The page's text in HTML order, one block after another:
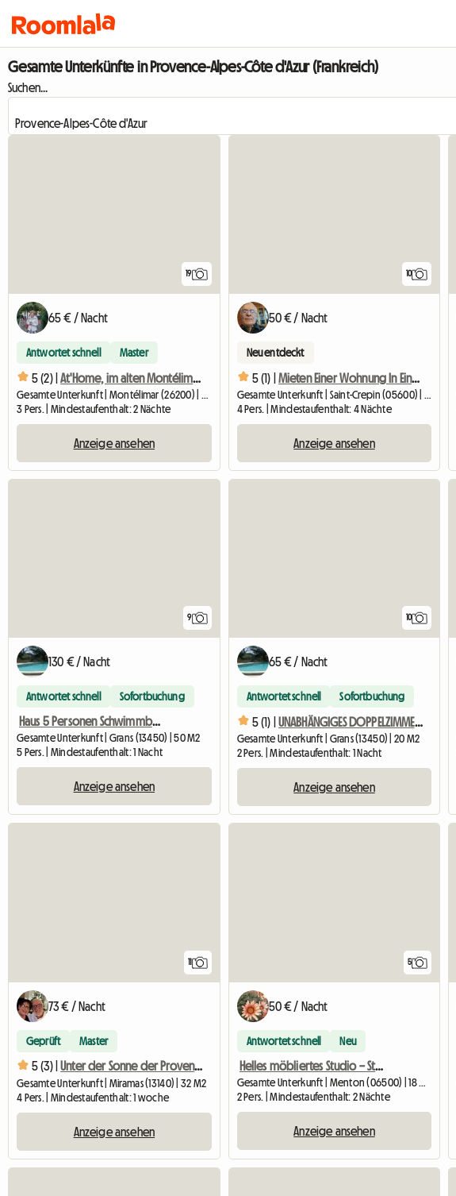
Gesamte Unterkünfte in Provence-Alpes-Côte d'Azur (Frankreich)
Suchen...
19
65 € / Nacht
Antwortet schnell Master
5 (2) | At'Home, im alten Montélimar, gemütliches T2, WLAN
Gesamte Unterkunft | Montélimar (26200) | 38 M2
3 Pers. | Mindestaufenthalt: 2 Nächte
Anzeige ansehen
10
50 € / Nacht
Neu entdeckt
5 (1) | Mieten Einer Wohnung In Einer Villa
Gesamte Unterkunft | Saint-Crepin (05600) | 50 M2
4 Pers. | Mindestaufenthalt: 4 Nächte
Anzeige ansehen
9
130 € / Nacht
Antwortet schnell Sofortbuchung
Haus 5 Personen Schwimmbad Tennis Le Domaine d'Alèzen
Gesamte Unterkunft | Grans (13450) | 50 M2
5 Pers. | Mindestaufenthalt: 1 Nacht
Anzeige ansehen
10
65 € / Nacht
Antwortet schnell Sofortbuchung
5 (1) | UNABHÄNGIGES DOPPELZIMMER MIT TERRASSE UND SOMMERKÜCHE
Gesamte Unterkunft | Grans (13450) | 20 M2
2 Pers. | Mindestaufenthalt: 1 Nacht
Anzeige ansehen
11
73 € / Nacht
Geprüft Master
5 (3) | Unter der Sonne der Provence: Möbliertes T2 L'Olivier Gite
Gesamte Unterkunft | Miramas (13140) | 32 M2
4 Pers. | Mindestaufenthalt: 1 woche
Anzeige ansehen
5
50 € / Nacht
Antwortet schnell Neu
Helles möbliertes Studio – Stadtzentrum von Menton – Bahnhof & Strand zu Fuß erreichbar
2 Pers. | Mindestaufenthalt: 2 Nächte
Anzeige ansehen